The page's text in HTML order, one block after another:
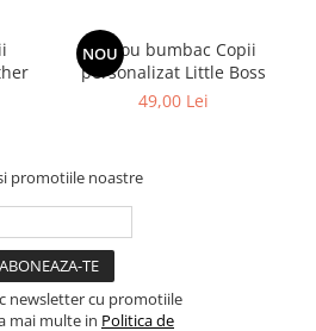
NOU
Tricou bumbac Copii
personalizat Little Boss
49,00 Lei
promotiile noastre
newsletter cu promotiile
mai multe in Politica de